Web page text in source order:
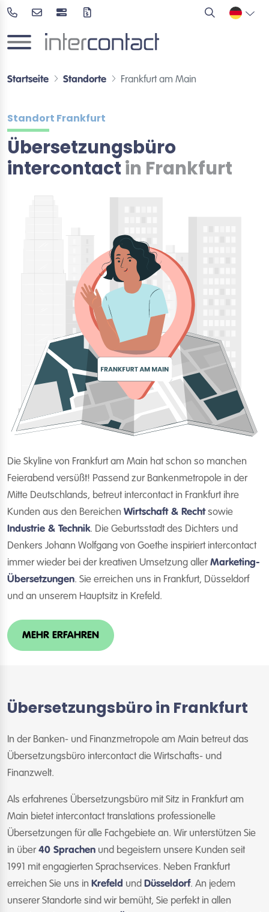
Startseite Standorte Frankfurt am Main
Standort Frankfurt
Übersetzungsbüro
intercontactin Frankfurt
Die Skyline von Frankfurt am Main hat schon so manchen
Feierabend versüßt! Passend zur Bankenmetropole in der
Mitte Deutschlands, betreut intercontact in Frankfurt ihre
Kunden aus den Bereichen Wirtschaft & Rechtsowie
Industrie & Technik. Die Geburtsstadt des Dichters und
Denkers Johann Wolfgang von Goethe inspiriert intercontact
immer wieder bei der kreativen Umsetzung allerMarketing-
Übersetzungen. Sie erreichen uns in Frankfurt, Düsseldorf
und an unserem Hauptsitz in Krefeld.
MEHR ERFAHREN
Übersetzungsbüro in Frankfurt
In der Banken- und Finanzmetropole am Main betreut das
Übersetzungsbüro intercontact die Wirtschafts- und
Finanzwelt.
Als erfahrenes Übersetzungsbüro mit Sitz in Frankfurt am
Main bietet intercontact translations professionelle
Übersetzungen für alle Fachgebiete an. Wir unterstützen Sie
in über40 Sprachen und begeistern unsere Kunden seit
1991 mit engagierten Sprachservices. Neben Frankfurt
erreichen Sie uns in Krefeld und Düsseldorf. An jedem
unserer Standorte sind wir bemüht, Sie perfekt in allen